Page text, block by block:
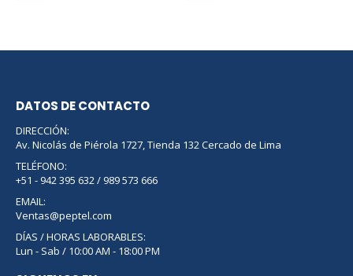
DATOS DE CONTACTO
DIRECCIÓN:
Av. Nicolás de Piérola 1727, Tienda 132 Cercado de Lima
TELÉFONO:
+51 - 942 395 632 / 989 573 666
EMAIL:
Ventas@peptel.com
DÍAS / HORAS LABORABLES:
Lun - Sab / 10:00 AM - 18:00 PM